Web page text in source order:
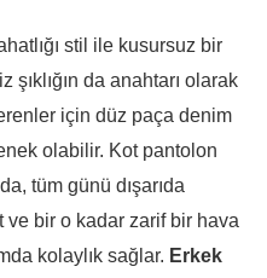
stil ile kusursuz bir
da anahtarı olarak
için düz paça denim
olabilir. Kot pantolon
tüm günü dışarıda
bir o kadar zarif bir hava
kolaylık sağlar. Erkek